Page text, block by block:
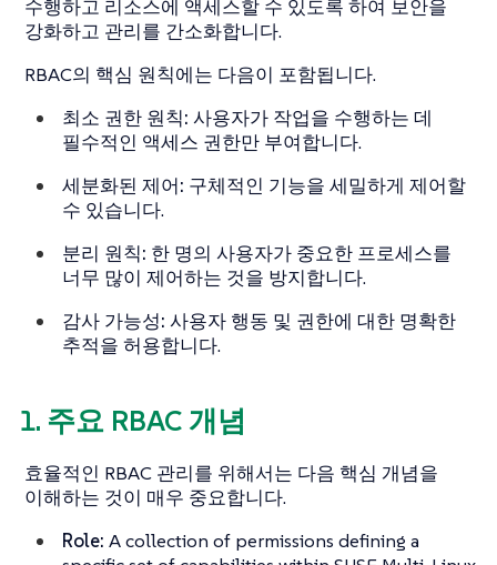
수행하고 리소스에 액세스할 수 있도록 하여 보안을
강화하고 관리를 간소화합니다.
RBAC의 핵심 원칙에는 다음이 포함됩니다.
최소 권한 원칙: 사용자가 작업을 수행하는 데
필수적인 액세스 권한만 부여합니다.
세분화된 제어: 구체적인 기능을 세밀하게 제어할
수 있습니다.
분리 원칙: 한 명의 사용자가 중요한 프로세스를
너무 많이 제어하는 것을 방지합니다.
감사 가능성: 사용자 행동 및 권한에 대한 명확한
추적을 허용합니다.
1. 주요 RBAC 개념
효율적인 RBAC 관리를 위해서는 다음 핵심 개념을
이해하는 것이 매우 중요합니다.
Role: A collection of permissions defining a